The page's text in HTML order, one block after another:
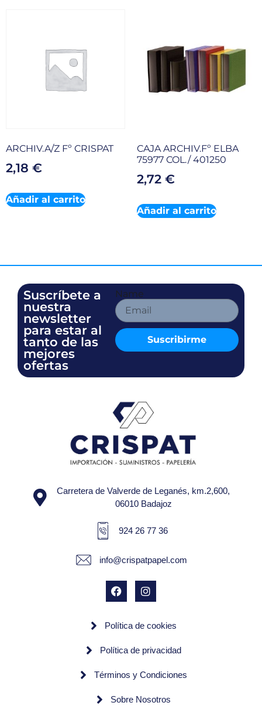
ARCHIV.A/Z Fº CRISPAT
2,18 €
Añadir al carrito
CAJA ARCHIV.Fº ELBA
75977 COL./ 401250
2,72 €
Añadir al carrito
Name
Suscribirme
Suscríbete a
nuestra
newsletter
para estar al
tanto de las
mejores
ofertas
Carretera de Valverde de Leganés, km.2,600,
06010 Badajoz
924 26 77 36
info@crispatpapel.com
Política de cookies
Política de privacidad
Términos y Condiciones
Sobre Nosotros